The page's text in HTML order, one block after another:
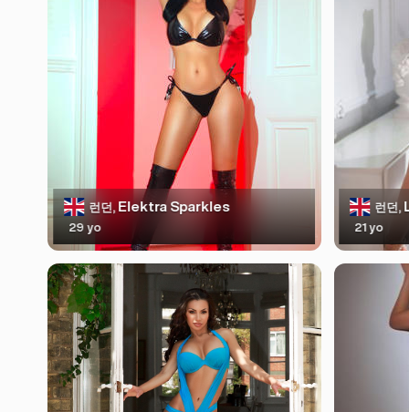
런던, Elektra Sparkles
29 yo
런던,
21 yo